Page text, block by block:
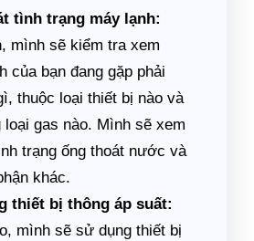
tình trạng máy lạnh:
mình sẽ kiểm tra xem
của bạn đang gặp phải
thuộc loại thiết bị nào và
loại gas nào. Mình sẽ xem
trạng ống thoát nước và
khác.
thiết bị thông áp suất:
mình sẽ sử dụng thiết bị